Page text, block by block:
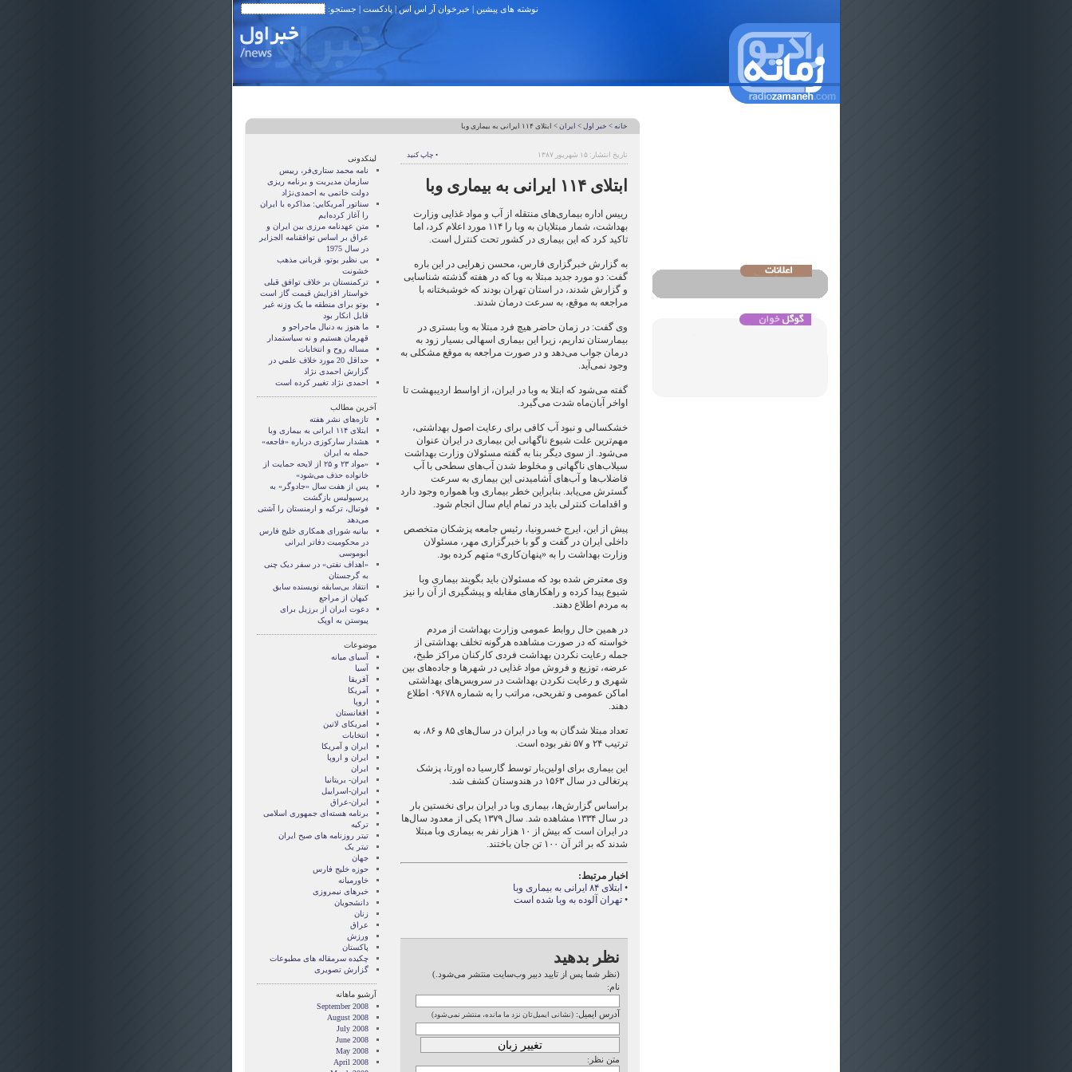
نوشته های پیشین | خبرخوان آر اس اس| پادکست | جستجو:
خانه > خبر اول > ایران > ابتلای ۱۱۴ ایرانی به بیماری وبا
تاریخ انتشار: ۱۵ شهریور ۱۳۸۷ • چاپ کنید
ابتلای ۱۱۴ ایرانی به بیماری وبا
رییس اداره بیماری‌های منتقله از آب و مواد غذایی وزارت
بهداشت، شمار مبتلایان به وبا را ۱۱۴ مورد اعلام کرد، اما
تاکید کرد که این بیماری در کشور تحت کنترل است.
به گزارش خبرگزاری فارس، محسن زهرایی در این باره
گفت: دو مورد جدید مبتلا به وبا كه در هفته گذشته شناسایی
و گزارش شدند، در استان تهران بودند كه خوشبختانه با
مراجعه به موقع، به سرعت درمان شدند.
وی گفت: در زمان حاضر هیچ فرد مبتلا به وبا بستری در
بیمارستان نداریم، زیرا این بیماری اسهالی بسیار زود به
درمان جواب می‌دهد و در صورت مراجعه به موقع مشكلی به
وجود نمی‌آید.
گفته می‌شود که ابتلا به وبا در ایران، از اواسط اردیبهشت تا
اواخر آبان‌ماه شدت می‌گیرد.
خشكسالی و نبود آب كافی برای رعایت اصول بهداشتی،
مهم‌ترین علت شیوع ناگهانی این بیماری در ایران عنوان
می‌شود. از سوی دیگر بنا به گفته مسئولان وزارت بهداشت
سیلاب‌های ناگهانی و مخلوط شدن آب‌های سطحی با آب
فاضلاب‌ها و آب‌های آشامیدنی این بیماری به سرعت
گسترش می‌یابد. بنابراین خطر بیماری وبا همواره وجود دارد
و اقدامات كنترلی باید در تمام ایام سال انجام شود.
پیش از این، ایرج خسرو‌نیا، رئیس جامعه پزشکان متخصص
داخلی ایران در گفت و گو با خبرگزاری مهر، مسئولان
وزارت بهداشت را به «پنهان‌کاری» متهم کرده بود.
وی معترض شده بود که مسئولان باید بگویند بیماری وبا
شیوع پیدا کرده و راهکارهای مقابله و پیشگیری از آن را نیز
به مردم اطلاع دهند.
در همین حال روابط عمومی وزارت بهداشت از مردم
خواسته که در صورت مشاهده هرگونه تخلف بهداشتی از
جمله رعایت نكردن بهداشت فردی كاركنان مراكز طبخ،
عرضه، توزیع و فروش مواد غذایی در شهرها و جاده‌های بین
شهری و رعایت نكردن بهداشت در سرویس‌های بهداشتی
اماكن عمومی و تفریحی، مراتب را به شماره ۰۹۶۷۸ اطلاع
دهند.
تعداد مبتلا شدگان به وبا در ایران در سال‌های ۸۵ و ۸۶، به
ترتیب ۲۴ و ۵۷ نفر بوده است.
این بیماری برای اولین‌بار توسط گارسیا ده اورتا،‌ پزشک
پرتغالی در سال ۱۵۶۳ در هندوستان کشف شد.
براساس گزارش‌ها، بیماری وبا در ایران برای نخستین بار
در سال ۱۳۳۴ مشاهده شد. سال ۱۳۷۹ یکی از معدود سال‌ها
در ایران است که بیش از ۱۰ هزار نفر به بیماری وبا مبتلا
شدند که بر اثر آن ۱۰۰ تن جان باختند.
اخبار مرتبط:
• ابتلای ۸۴ ایرانی به بیماری وبا
•تهران‌ آلوده به وبا شده است
نظر بدهید
(نظر شما پس از تایید دبیر وب‌سایت منتشر می‌شود.)
نام:
آدرس ایمیل: (نشانی ایمیل‌تان نزد ما مانده، منتشر نمی‌شود)
متن نظر:
لینکدونی
نامه محمد ستاری‌فر، رییس
سازمان مدیریت و برنامه ریزی
دولت خاتمی به احمدی‌نژاد
سناتور آمريکايي: مذاکره با ايران
را آغاز کرده‌ايم
متن عهدنامه مرزى بين ايران و
عراق بر اساس توافقنامه الجزاير
در سال 1975
بی نظیر بوتو، قربانی مذهب
خشونت
ترکمنستان بر خلاف توافق قبلی
خواستار افزایش قیمت گاز است
بوتو برای منطقه ما یک وزنه غیر
قابل انکار بود
ما هنوز به دنبال ماجراجو و
قهرمان هستيم و نه سياستمدار
مساله روح و انتخابات
حداقل 20 مورد خلاف علمي در
گزارش احمدی نژاد
احمدی نژاد تغییر کرده است
آخرین مطالب
تازه‌های نشر هفته
ابتلای ۱۱۴ ایرانی به بیماری وبا
هشدار سارکوزی درباره «فاجعه»
حمله به ایران
«مواد ۲۳ و ۲۵ از لایحه حمایت از
خانواده حذف می‌شود»
پس از هفت سال «جادوگر» به
پرسپولیس بازگشت
فوتبال، ترکیه و ارمنستان را آشتی
می‌دهد
بیانیه شورای همکاری خلیج فارس
در محکومیت دفاتر ایرانی
ابوموسی
«اهداف نفتی» در سفر دیک چنی
به گرجستان
انتقاد بی‌سابقه نویسنده سابق
کیهان از مراجع
دعوت ایران از برزیل برای
پیوستن به اوپک
موضوعات
آسيای ميانه
آسیا
آفریقا
آمریکا
اروپا
افغانستان
امریکای لاتین
انتخابات
ايران و آمريکا
ايران و اروپا
ایران
ایران- بریتانیا
ایران-اسراییل
ایران-عراق
برنامه هسته‌ای جمهوری اسلامی
ترکیه
تیتر روزنامه های صبح ایران
تیتر یک
جهان
حوزه خلیج فارس
خاورمیانه
خبرهای نیمروزی
دانشجویان
زنان
عراق
ورزش
پاکستان
چکیده سرمقاله های مطبوعات
گزارش تصويری
آرشیو ماهانه
September 2008
August 2008
July 2008
June 2008
May 2008
April 2008